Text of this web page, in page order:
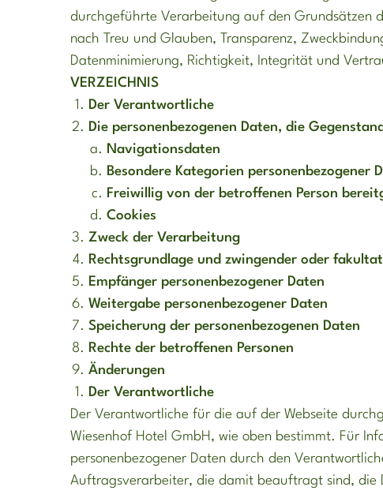
durchgeführte Verarbeitung auf den Grundsätzen
nach Treu und Glauben, Transparenz,
Datenminimierung, Richtigkeit, Integrität und
VERZEICHNIS
Der Verantwortliche
Die personenbezogenen Daten, die
Navigationsdaten
Besondere Kategorien personenbezogener
Freiwillig von der betroffenen Person
Cookies
Zweck der Verarbeitung
Rechtsgrundlage und zwingender oder
Empfänger personenbezogener Daten
Weitergabe personenbezogener Daten
Speicherung der personenbezogenen Daten
Rechte der betroffenen Personen
Änderungen
Der Verantwortliche
Der Verantwortliche für die auf der Webseite
Wiesenhof Hotel GmbH, wie oben bestimmt. Für
personenbezogener Daten durch den
Auftragsverarbeiter, die damit beauftragt sind, die